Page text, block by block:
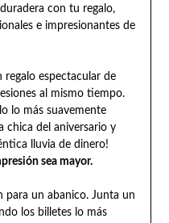
con tu regalo,
e impresionantes de
regalo espectacular de
al mismo tiempo.
lo más suavemente
chica del aniversario y
lluvia de dinero!
sea mayor.
para un abanico. Junta un
los billetes lo más